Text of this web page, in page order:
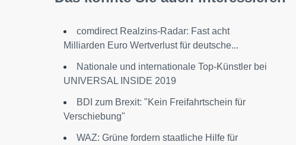
comdirect Realzins-Radar: Fast acht
Milliarden Euro Wertverlust für deutsche...
Nationale und internationale Top-Künstler bei
UNIVERSAL INSIDE 2019
BDI zum Brexit: "Kein Freifahrtschein für
Verschiebung"
WAZ: Grüne fordern staatliche Hilfe für